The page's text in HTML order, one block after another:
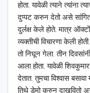
होता. यावेळी त्याने त्यांना
दुप्पट करुन देतो असे
दुर्लक्ष केले होते. मात्र
व्यक्तीची विचारणा केली
तो निघून गेला. तीन
आला होता. यावेळी
देतात. तुमचा विश्‍वास
तिथे डेमो करुन दाखवितो